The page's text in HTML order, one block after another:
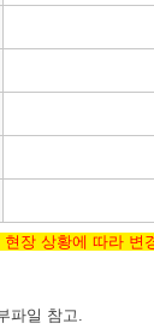
장 상황에 따라 변
파일 참고.